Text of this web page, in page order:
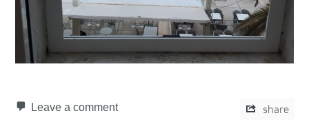
Leave a comment share